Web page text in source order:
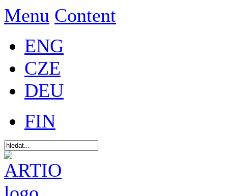
Menu Content
ENG
CZE
DEU
FIN